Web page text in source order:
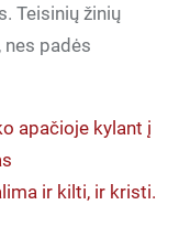
Teisinių žinių
padės
apačioje kylant į
ir kilti, ir kristi.